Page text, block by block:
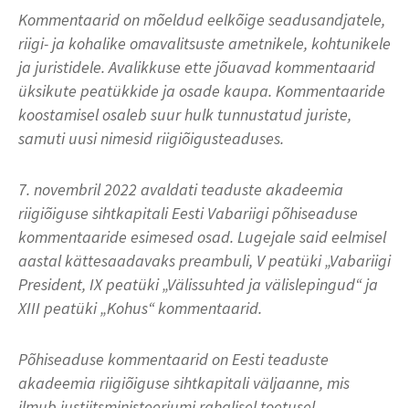
Kommentaarid on mõeldud eelkõige seadusandjatele,
riigi- ja kohalike omavalitsuste ametnikele, kohtunikele
ja juristidele. Avalikkuse ette jõuavad kommentaarid
üksikute peatükkide ja osade kaupa. Kommentaaride
koostamisel osaleb suur hulk tunnustatud juriste,
samuti uusi nimesid riigiõigusteaduses.
7. novembril 2022 avaldati teaduste akadeemia
riigiõiguse sihtkapitali Eesti Vabariigi põhiseaduse
kommentaaride esimesed osad. Lugejale said eelmisel
aastal kättesaadavaks preambuli, V peatüki „Vabariigi
President, IX peatüki „Välissuhted ja välislepingud“ ja
XIII peatüki „Kohus“ kommentaarid.
Põhiseaduse kommentaarid on Eesti teaduste
akadeemia riigiõiguse sihtkapitali väljaanne, mis